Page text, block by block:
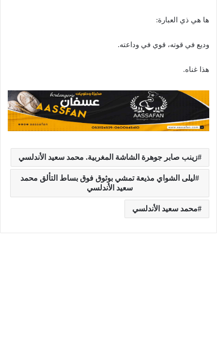
ها هي ذي العبارة:
وديع في قوته، قوي في وداعته.
هذا غناه.
زينب صابر جوهرة الشاشة المغربية. محمد سعيد الأندلسي
ليلى الشواي مذيعة تمشي بوثوق فوق بساط التألق محمد
سعيد الأندلسي
محمد سعيد الأندلسي